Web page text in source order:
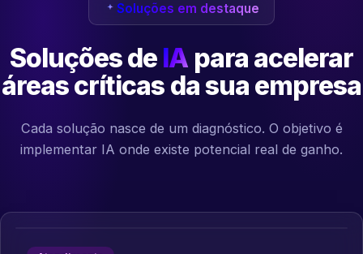
Soluções em destaque
Soluções de IA para acelerar
áreas críticas da sua empresa
Cada solução nasce de um diagnóstico. O objetivo é
implementar IA onde existe potencial real de ganho.